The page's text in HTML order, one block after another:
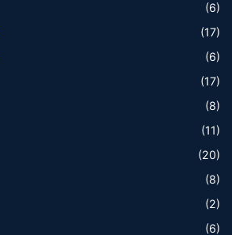
(6)
(17)
(6)
(17)
(8)
(11)
(20)
(8)
(2)
(6)